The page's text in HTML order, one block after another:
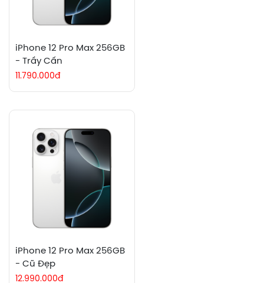
iPhone 12 Pro Max 256GB
- Trầy Cấn
11.790.000đ
iPhone 12 Pro Max 256GB
- Cũ Đẹp
12.990.000đ